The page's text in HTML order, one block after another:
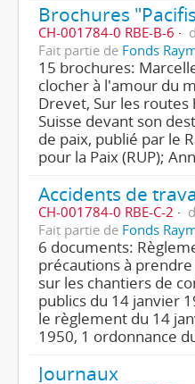
Brochures
CH-001784-0 RBE-B-6
Fait partie de Fonds
15 brochures:
clocher à l'amour du
Drevet, Sur les routes
Suisse devant son
de paix, publié par le
pour la Paix (RUP);
Accidents de
CH-001784-0 RBE-C-2
Fait partie de Fonds
6 documents:
précautions à
sur les chantiers de
publics du 14 janvier
le règlement du 14
1950, 1 ordonnance
Journaux